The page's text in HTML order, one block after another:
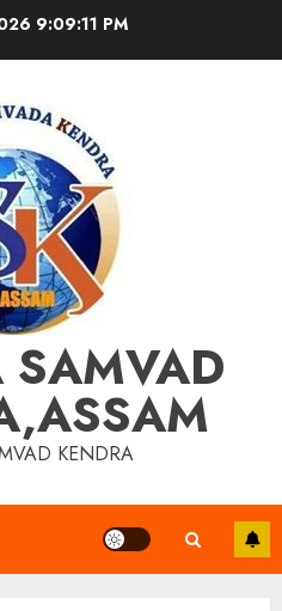
9:09:11 PM
KENDRA